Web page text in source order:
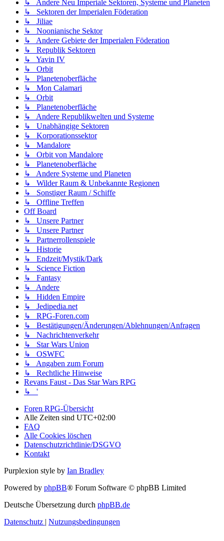
↳ Andere Neu Imperiale Sektoren, Systeme und Planeten
↳ Sektoren der Imperialen Föderation
↳ Jiliae
↳ Noonianische Sektor
↳ Andere Gebiete der Imperialen Föderation
↳ Republik Sektoren
↳ Yavin IV
↳ Orbit
↳ Planetenoberfläche
↳ Mon Calamari
↳ Orbit
↳ Planetenoberfläche
↳ Andere Republikwelten und Systeme
↳ Unabhängige Sektoren
↳ Korporationssektor
↳ Mandalore
↳ Orbit von Mandalore
↳ Planetenoberfläche
↳ Andere Systeme und Planeten
↳ Wilder Raum & Unbekannte Regionen
↳ Sonstiger Raum / Schiffe
↳ Offline Treffen
Off Board
↳ Unsere Partner
↳ Unsere Partner
↳ Partnerrollenspiele
↳ Historie
↳ Endzeit/Mystik/Dark
↳ Science Fiction
↳ Fantasy
↳ Andere
↳ Hidden Empire
↳ Jedipedia.net
↳ RPG-Foren.com
↳ Bestätigungen/Änderungen/Ablehnungen/Anfragen
↳ Nachrichtenverkehr
↳ Star Wars Union
↳ OSWFC
↳ Angaben zum Forum
↳ Rechtliche Hinweise
Revans Faust - Das Star Wars RPG
↳ '
Foren RPG-Übersicht
Alle Zeiten sind UTC+02:00
FAQ
Alle Cookies löschen
Datenschutzrichtlinie/DSGVO
Kontakt
Purplexion style by Ian Bradley
Powered by phpBB® Forum Software © phpBB Limited
Deutsche Übersetzung durch phpBB.de
Datenschutz | Nutzungsbedingungen